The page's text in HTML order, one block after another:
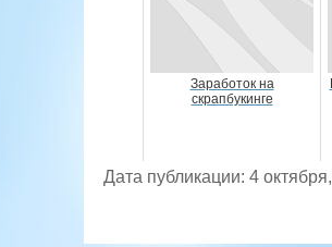
Заработок на
скрапбукинге
Дата публикации: 4